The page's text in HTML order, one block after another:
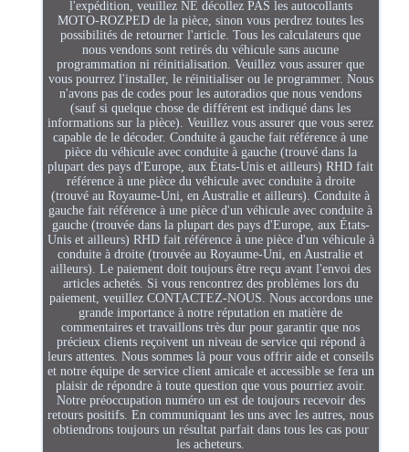
l'expédition, veuillez NE décollez PAS les autocollants
MOTO-ROZPED de la pièce, sinon vous perdrez toutes les
possibilités de retourner l'article. Tous les calculateurs que
nous vendons sont retirés du véhicule sans aucune
programmation ni réinitialisation. Veuillez vous assurer que
vous pourrez l'installer, le réinitialiser ou le programmer. Nous
n'avons pas de codes pour les autoradios que nous vendons
(sauf si quelque chose de différent est indiqué dans les
informations sur la pièce). Veuillez vous assurer que vous serez
capable de le décoder. Conduite à gauche fait référence à une
pièce du véhicule avec conduite à gauche (trouvé dans la
plupart des pays d'Europe, aux États-Unis et ailleurs) RHD fait
référence à une pièce du véhicule avec conduite à droite
(trouvé au Royaume-Uni, en Australie et ailleurs). Conduite à
gauche fait référence à une pièce d'un véhicule avec conduite à
gauche (trouvée dans la plupart des pays d'Europe, aux États-
Unis et ailleurs) RHD fait référence à une pièce d'un véhicule à
conduite à droite (trouvée au Royaume-Uni, en Australie et
ailleurs). Le paiement doit toujours être reçu avant l'envoi des
articles achetés. Si vous rencontrez des problèmes lors du
paiement, veuillez CONTACTEZ-NOUS. Nous accordons une
grande importance à notre réputation en matière de
commentaires et travaillons très dur pour garantir que nos
précieux clients reçoivent un niveau de service qui répond à
leurs attentes. Nous sommes là pour vous offrir aide et conseils
et notre équipe de service client amicale et accessible se fera un
plaisir de répondre à toute question que vous pourriez avoir.
Notre préoccupation numéro un est de toujours recevoir des
retours positifs. En communiquant les uns avec les autres, nous
obtiendrons toujours un résultat parfait dans tous les cas pour
les acheteurs.